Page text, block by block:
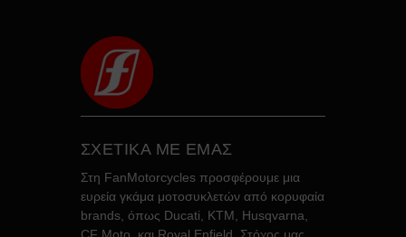
ΣΧΕΤΙΚΑ ΜΕ ΕΜΑΣ
Στη FanMotorcycles προσφέρουμε μια
ευρεία γκάμα μοτοσυκλετών από κορυφαία
brands, όπως Ducati, KTM, Husqvarna,
CF Moto, και Royal Enfield. Στόχος μας